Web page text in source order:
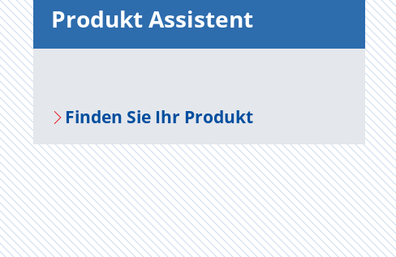
Pro­dukt As­sis­tent
Fin­den Sie Ihr Pro­dukt